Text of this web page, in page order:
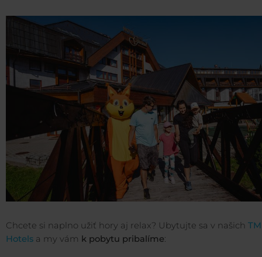
Chcete si naplno užiť hory aj relax? Ubytujte sa v našich
Hotels a my vám k pobytu pribalíme: